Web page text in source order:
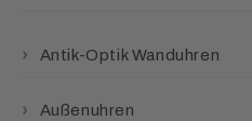
Antik-Optik Wanduhren
Außenuhren